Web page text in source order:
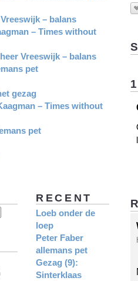
– balans
– Times without
Vreeswijk – balans
pet
gezag
– Times without
pet
RECENT
Loeb onder de
loep
Peter Faber
allemans pet
Gezag (9):
Sinterklaas